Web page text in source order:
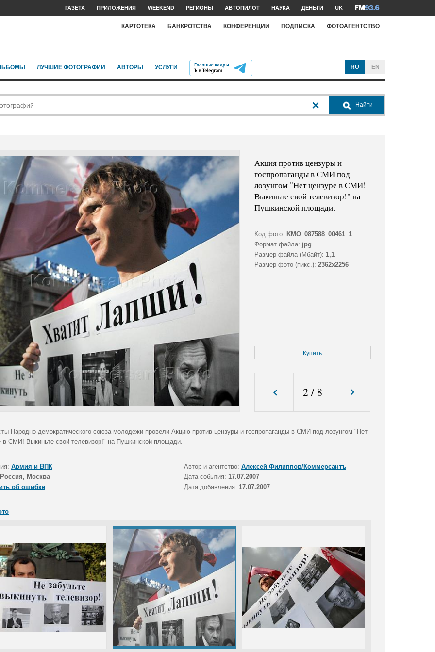
ГАЗЕТА ПРИЛОЖЕНИЯ WEEKEND РЕГИОНЫ АВТОПИЛОТ НАУКА ДЕНЬГИ UK
КАРТОТЕКА БАНКРОТСТВА КОНФЕРЕНЦИИ ПОДПИСКА ФОТОАГЕНТСТВО
ЛУЧШИЕ ФОТОГРАФИИ АВТОРЫ УСЛУГИ RU EN
Найти
Акция против цензуры и
госпропаганды в СМИ под
лозунгом "Нет цензуре в СМИ!
Выкиньте свой телевизор!" на
Пушкинской площади.
Код фото: KMO_087588_00461_1
Формат файла: jpg
Размер файла (Мбайт): 1,1
Размер фото (пикс.): 2362x2256
Купить
2/ 8
Народно-демократического союза молодежи провели Акцию против цензуры и госпропаганды в СМИ под лозунгом "Нет
в СМИ! Выкиньте свой телевизор!" на Пушкинской площади.
Армия и ВПК Автор и агентство: Алексей Филиппов/Коммерсантъ
Россия, Москва Дата события: 17.07.2007
об ошибке
Дата добавления: 17.07.2007